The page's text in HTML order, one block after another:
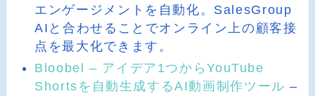
エンゲージメントを自動化。SalesGroup
AIと合わせることでオンライン上の顧客接
点を最大化できます。
Bloobel – アイデア1つからYouTube
Shortsを自動生成するAI動画制作ツール –